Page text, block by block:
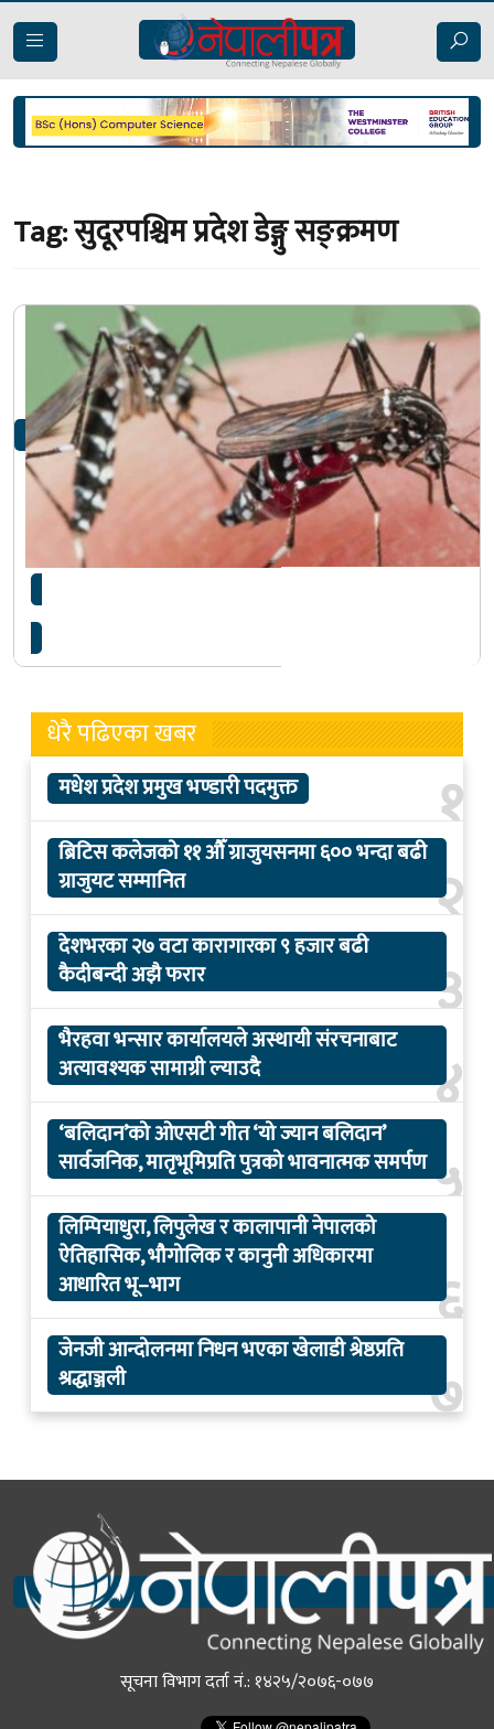
Tag:सुदूरपश्चिम प्रदेश डेङ्गु सङ्क्रमण
सुदूरपश्चिम प्रदेश डेङ्गु सङ्क्रमणको उच्च जोखिममा
धेरै पढिएका खबर
१
मधेश प्रदेश प्रमुख भण्डारी पदमुक्त
२
ब्रिटिस कलेजको ११ औँ ग्राजुयसनमा ६०० भन्दा बढी
ग्राजुयट सम्मानित
३
देशभरका २७ वटा कारागारका ९ हजार बढी
कैदीबन्दी अझै फरार
४
भैरहवा भन्सार कार्यालयले अस्थायी संरचनाबाट
अत्यावश्यक सामाग्री ल्याउदै
५
‘बलिदान’को ओएसटी गीत ‘यो ज्यान बलिदान’
सार्वजनिक, मातृभूमिप्रति पुत्रको भावनात्मक समर्पण
६
लिम्पियाधुरा, लिपुलेख र कालापानी नेपालको
ऐतिहासिक, भौगोलिक र कानुनी अधिकारमा
आधारित भू–भाग
७
जेनजी आन्दोलनमा निधन भएका खेलाडी श्रेष्ठप्रति
श्रद्धाञ्जली
सूचना विभाग दर्ता नं.: १४२५/२०७६-०७७